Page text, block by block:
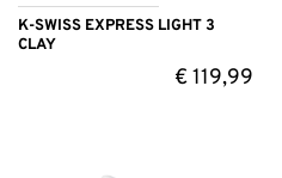
K-SWISS EXPRESS LIGHT 3
CLAY
€119,99